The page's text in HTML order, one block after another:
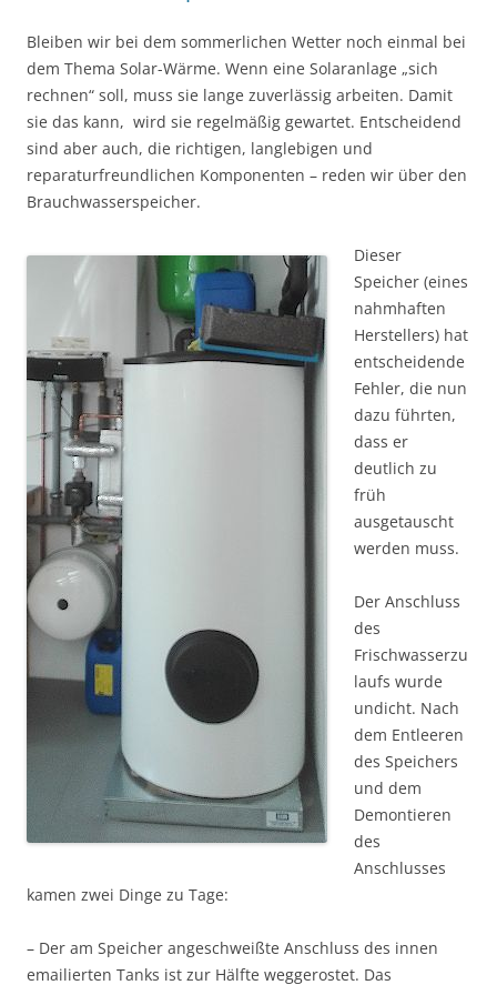
Bleiben wir bei dem sommerlichen Wetter noch einmal bei
dem Thema Solar-Wärme. Wenn eine Solaranlage „sich
rechnen“ soll, muss sie lange zuverlässig arbeiten. Damit
sie das kann, wird sie regelmäßig gewartet. Entscheidend
sind aber auch, die richtigen, langlebigen und
reparaturfreundlichen Komponenten – reden wir über den
Brauchwasserspeicher.
Dieser
Speicher (eines
nahmhaften
Herstellers) hat
entscheidende
Fehler, die nun
dazu führten,
dass er
deutlich zu
früh
ausgetauscht
werden muss.
Der Anschluss
des
Frischwasserzu
laufs wurde
undicht. Nach
dem Entleeren
des Speichers
und dem
Demontieren
des
Anschlusses
kamen zwei Dinge zu Tage:
– Der am Speicher angeschweißte Anschluss des innen
emailierten Tanks ist zur Hälfte weggerostet. Das